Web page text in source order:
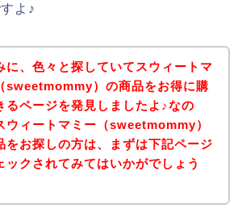
よ♪
に、色々と探していてスウィートマ
sweetmommy）の商品をお得に購
るページを発見しましたよ♪なの
ウィートマミー（sweetmommy）
をお探しの方は、まずは下記ページ
ックされてみてはいかがでしょう